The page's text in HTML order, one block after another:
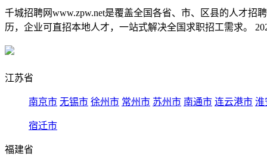
千城招聘网www.zpw.net是覆盖全国各省、市、区县的人才
历，企业可直招本地人才，一站式解决全国求职招工需求。
江苏省
南京市 无锡市 徐州市 常州市 苏州市 南通市 连云港市 淮
宿迁市
福建省